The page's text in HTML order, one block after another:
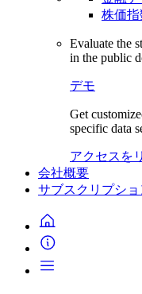
株価
Evaluate the
in the public
デモ
Get
specific data
アクセスを
会社概要
サブスクリプショ